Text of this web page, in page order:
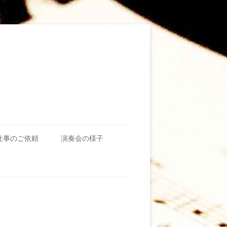
事のご依頼 演奏会の様子